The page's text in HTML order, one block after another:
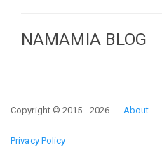
NAMAMIA BLOG
Copyright © 2015 - 2026 About
Privacy Policy